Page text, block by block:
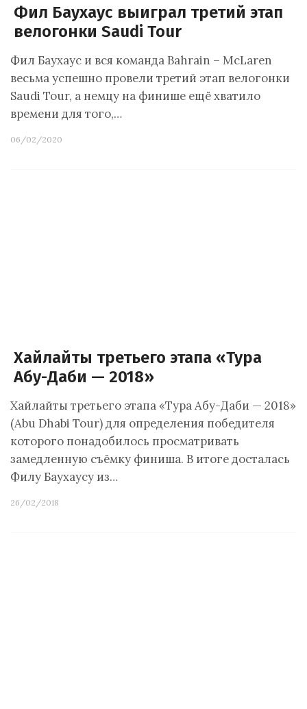
Фил Баухаус выиграл третий этап
велогонки Saudi Tour
Фил Баухаус и вся команда Bahrain – McLaren
весьма успешно провели третий этап велогонки
Saudi Tour, а немцу на финише ещё хватило
времени для того,…
06/02/2020
Хайлайты третьего этапа «Тура
Абу-Даби — 2018»
Хайлайты третьего этапа «Тура Абу-Даби — 2018»
(Abu Dhabi Tour) для определения победителя
которого понадобилось просматривать
замедленную съёмку финиша. В итоге досталась
Филу Баухаусу из…
26/02/2018